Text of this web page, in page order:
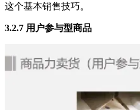
这个基本销售技巧。
3.2.7 用户参与型商品